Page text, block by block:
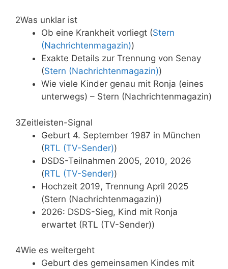
2Was unklar ist
Ob eine Krankheit vorliegt (Stern
(Nachrichtenmagazin))
Exakte Details zur Trennung von Senay
(Stern (Nachrichtenmagazin))
Wie viele Kinder genau mit Ronja (eines
unterwegs) – Stern (Nachrichtenmagazin)
3Zeitleisten-Signal
Geburt 4. September 1987 in München
(RTL (TV-Sender))
DSDS-Teilnahmen 2005, 2010, 2026
(RTL (TV-Sender))
Hochzeit 2019, Trennung April 2025
(Stern (Nachrichtenmagazin))
2026: DSDS-Sieg, Kind mit Ronja
erwartet (RTL (TV-Sender))
4Wie es weitergeht
Geburt des gemeinsamen Kindes mit